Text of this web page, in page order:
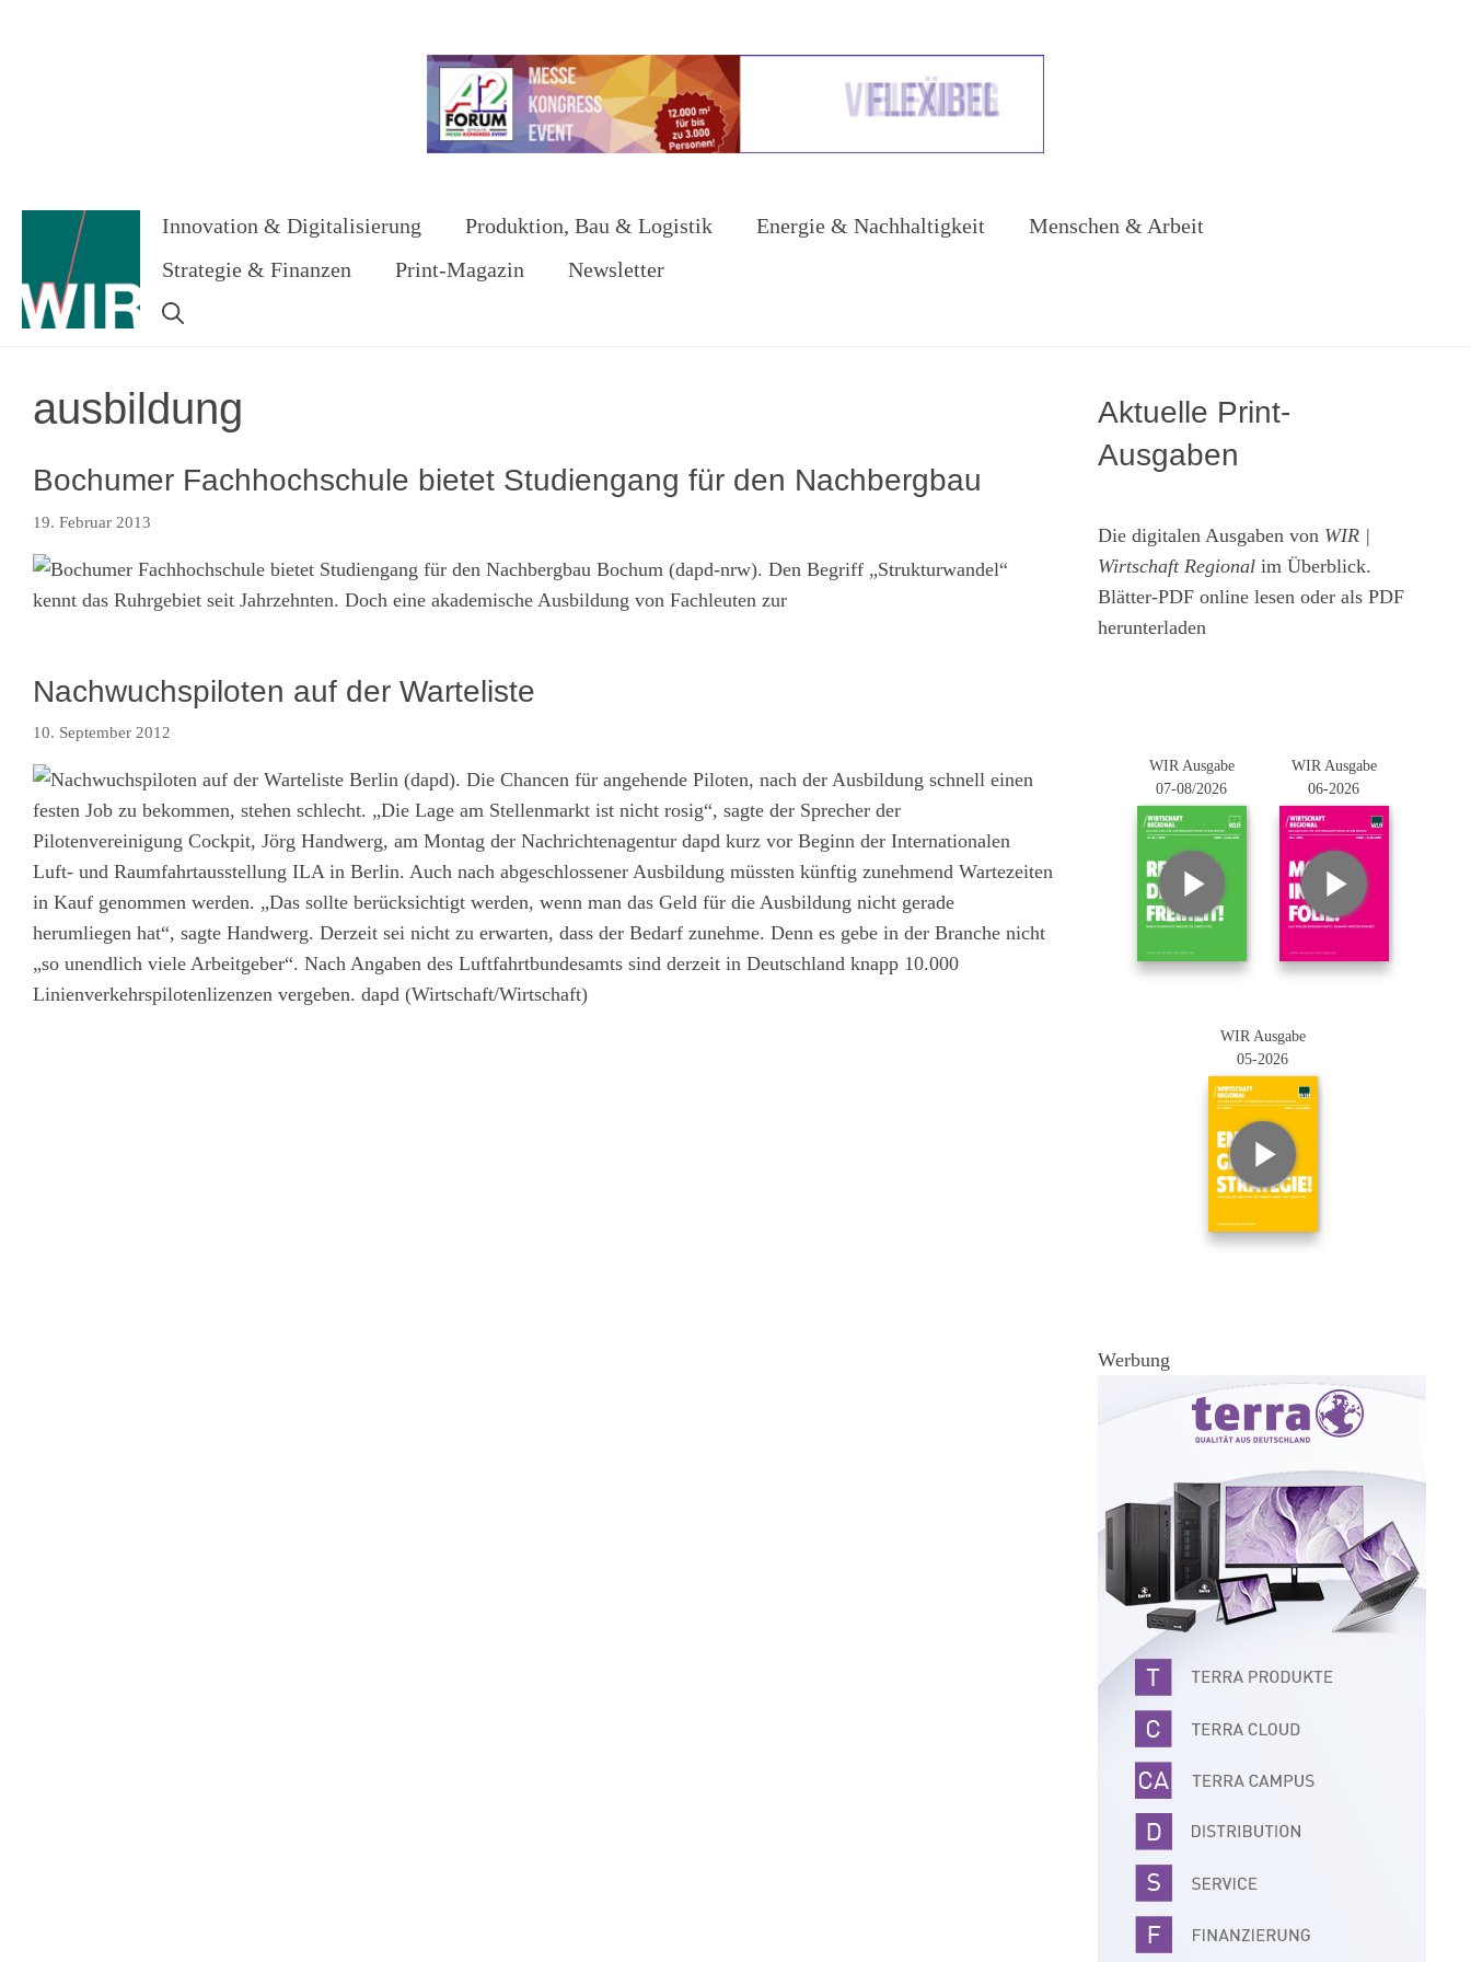
Innovation & Digitalisierung Produktion, Bau & Logistik Energie & Nachhaltigkeit
Menschen & Arbeit
Strategie & Finanzen
Print-Magazin Newsletter
ausbildung
Bochumer Fachhochschule bietet Studiengang für den Nachbergbau
19. Februar 2013
Bochum (dapd-nrw). Den Begriff „Strukturwandel“
kennt das Ruhrgebiet seit Jahrzehnten. Doch eine akademische Ausbildung von Fachleuten zur
Nachwuchspiloten auf der Warteliste
10. September 2012
Berlin (dapd). Die Chancen für angehende Piloten, nach der Ausbildung schnell einen
festen Job zu bekommen, stehen schlecht. „Die Lage am Stellenmarkt ist nicht rosig“, sagte der Sprecher der
Pilotenvereinigung Cockpit, Jörg Handwerg, am Montag der Nachrichtenagentur dapd kurz vor Beginn der Internationalen
Luft- und Raumfahrtausstellung ILA in Berlin. Auch nach abgeschlossener Ausbildung müssten künftig zunehmend Wartezeiten
in Kauf genommen werden. „Das sollte berücksichtigt werden, wenn man das Geld für die Ausbildung nicht gerade
herumliegen hat“, sagte Handwerg. Derzeit sei nicht zu erwarten, dass der Bedarf zunehme. Denn es gebe in der Branche nicht
„so unendlich viele Arbeitgeber“. Nach Angaben des Luftfahrtbundesamts sind derzeit in Deutschland knapp 10.000
Linienverkehrspilotenlizenzen vergeben. dapd (Wirtschaft/Wirtschaft)
Aktuelle Print-
Ausgaben
Die digitalen Ausgaben von WIR |
Wirtschaft Regional im Überblick.
Blätter-PDF online lesen oder als PDF
herunterladen
WIR Ausgabe
07-08/2026
WIR Ausgabe
06-2026
WIR Ausgabe
05-2026
Werbung